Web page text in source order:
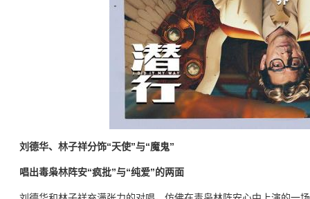
刘德华、林子祥分饰“天使”与“魔鬼”
唱出毒枭林阵安“疯批”与“纯爱”的两面